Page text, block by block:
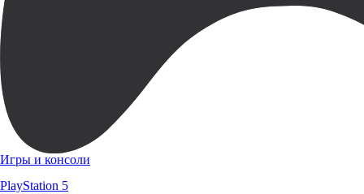
Игры и консоли
PlayStation 5